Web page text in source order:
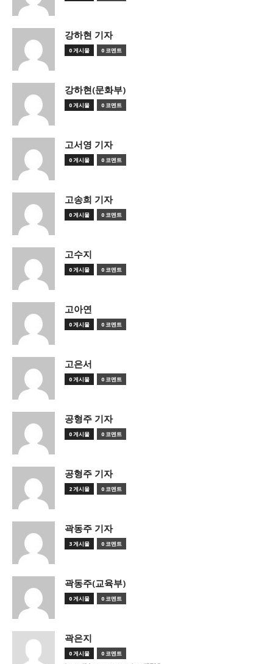
강하현 기자
0 게시물 0 코멘트
강하현(문화부)
0 게시물 0 코멘트
고서영 기자
0 게시물 0 코멘트
고송희 기자
0 게시물 0 코멘트
고수지
0 게시물 0 코멘트
고아연
0 게시물 0 코멘트
고은서
0 게시물 0 코멘트
공형주 기자
0 게시물 0 코멘트
공형주 기자
2 게시물 0 코멘트
곽동주 기자
3 게시물 0 코멘트
곽동주(교육부)
0 게시물 0 코멘트
곽은지
0 게시물 0 코멘트